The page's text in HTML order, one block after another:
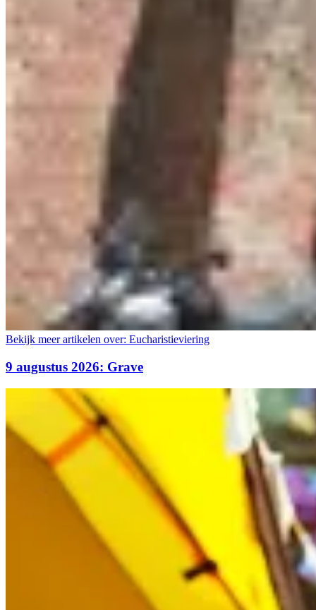
Bekijk meer artikelen over: Eucharistieviering
9 augustus 2026: Grave